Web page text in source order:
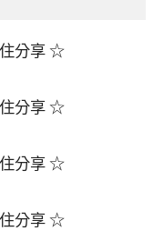
分享 ☆
分享 ☆
分享 ☆
分享 ☆